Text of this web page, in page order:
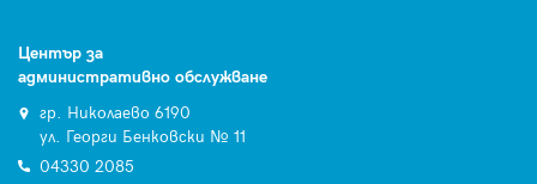
Център за
административно обслужване
гр. Николаево 6190
ул. Георги Бенковски № 11
04330 2085